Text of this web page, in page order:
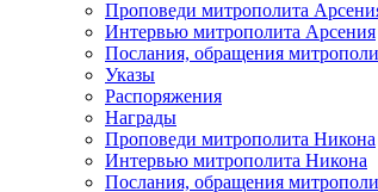
Проповеди митрополита
Интервью митрополита Арсения
Послания, обращения
Указы
Распоряжения
Награды
Проповеди митрополита Никона
Интервью митрополита Никона
Послания, обращения